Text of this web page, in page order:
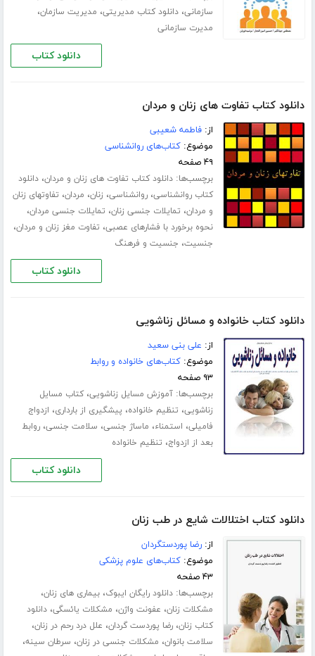
سازمانی،دانلود کتاب مدیریتی، مدیریت سازمان،
مدیرت سازمانی
دانلود کتاب
دانلود کتاب تفاوت های زنان و مردان
از:فاطمه شعیبی
موضوع:کتاب‌های روانشناسی
۴۹ صفحه
برچسب‌ها:دانلود کتاب تفاوت های زنان و مردان،دانلود
کتاب روانشناسی،روانشناسی، زنان، مردان، تفاوتهای زنان
و مردان، تمایلات جنسی زنان، تمایلات جنسی مردان،
نحوه برخورد با فشارهای عصبی، تفاوت مغز زنان و مردان،
جنسیت، جنسیت و فرهنگ
دانلود کتاب
دانلود کتاب خانواده و مسائل زناشویی
از: علی بنی سعید
موضوع:کتاب‌های خانواده و روابط
۹۳ صفحه
برچسب‌ها:آموزش مسایل زناشویی،کتاب مسایل
زناشویی، تنظیم خانواده، پیشگیری از بارداری، ازدواج
فامیلی، استمناء، ماساژ جنسی، سلامت جنسی،روابط
بعد از ازدواج، تنظیم خانواده
دانلود کتاب
دانلود کتاب اختلالات شایع در طب زنان
از:رضا پوردستگردان
موضوع:کتاب‌های علوم پزشکی
۴۳ صفحه
برچسب‌ها:دانلود رایگان ایبوک،بیماری های زنان،
مشکلات زنان، عفونت واژن، مشکلات یائسگی،دانلود
کتاب زنان،رضا پوردست گردان، علل درد رحم در زنان،
سلامت بانوان، مشکلات جنسی در زنان، سرطان سینه،